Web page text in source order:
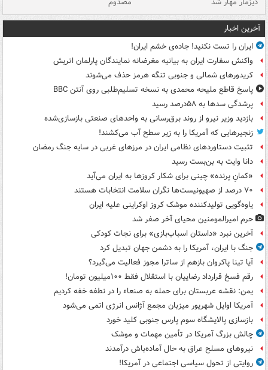
آخرین اخبار
ایران را تست نکنید! جاده‌ی خشم ایران!
واکنش سفارت ایران به بیانیه مغرضانه نمایندگان پارلمان اتریش
کریدورهای شمالی و جنوبی تنگه هرمز حذف می‌شوند
پاسخ قاطع ملیحه محمدی به نسخه تسلیم‌طلبی روی آنتن BBC
پرشدگی سدها به ۵۸درصد رسید
بازدید وزیر نیرو از روند برق‌رسانی به واحدهای صنعتی بازسازی‌شده
زنجیرهایی که آمریکا را به زیر سطح آب می‌کشند!
تثبیت دستاوردهای نظامی ایران در مرزهای غربی در سایه جنگ رمضان
دانا وایت به بن‌بست رسید
«کمانِ پرنده» چینی برای شکار کروزها به ایران می‌آید
۷۰ درصد از صهیونیست‌ها نگران سلامت انتخابات هستند
یاوه‌گویی تولیدکننده موشک کروز اوکراینی علیه ایران
حرم امیرالمومنین محیای آخر صفر شد
آخرین نبرد «داستان اسباب‌بازی» برای نجات کودکی
جنگ با ایران، آمریکا را به دشمن جهان تبدیل کرد
آیا تینا پاکروان بازهم از ساترا مجوز فعالیت می‌گیرد؟
رقم فسخ قرارداد رضاییان با استقلال فقط ۱۰۰میلیون تومان!
یمن: نقشه عربستان برای حمله به صنعاء را در نطفه خفه کردیم
آمریکا اوایل شهریور میزبان مجمع آژانس انرژی اتمی می‌شود
بازسازی پالایشگاه سوم پارس جنوبی کلید خورد
چالش بزرگ آمریکا در تأمین مهمات و موشک
نیروهای مسلح عراق به حال آماده‌باش درآمدند
روایتی از تحول سیاسی اجتماعی در آمریکا!